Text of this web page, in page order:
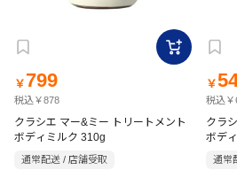
￥ 799
税込￥878
クラシエ マー&ミー トリートメント
ボディミルク 310g
通常配送 / 店舗受取
￥
税込￥
クラ
ボデ
通常